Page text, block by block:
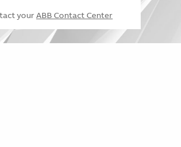
your ABB Contact Center